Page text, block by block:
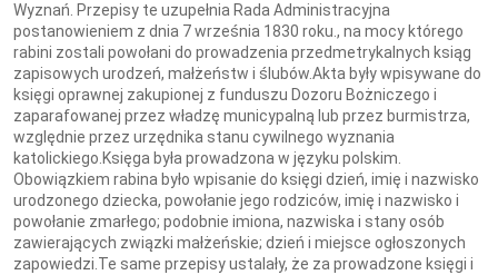
Wyznań. Przepisy te uzupełnia Rada Administracyjna
postanowieniem z dnia 7 września 1830 roku., na mocy którego
rabini zostali powołani do prowadzenia przedmetrykalnych ksiąg
zapisowych urodzeń, małżeństw i ślubów.Akta były wpisywane do
księgi oprawnej zakupionej z funduszu Dozoru Bożniczego i
zaparafowanej przez władzę municypalną lub przez burmistrza,
względnie przez urzędnika stanu cywilnego wyznania
katolickiego.Księga była prowadzona w języku polskim.
Obowiązkiem rabina było wpisanie do księgi dzień, imię i nazwisko
urodzonego dziecka, powołanie jego rodziców, imię i nazwisko i
powołanie zmarłego; podobnie imiona, nazwiska i stany osób
zawierających związki małżeńskie; dzień i miejsce ogłoszonych
zapowiedzi.Te same przepisy ustalały, że za prowadzone księgi i